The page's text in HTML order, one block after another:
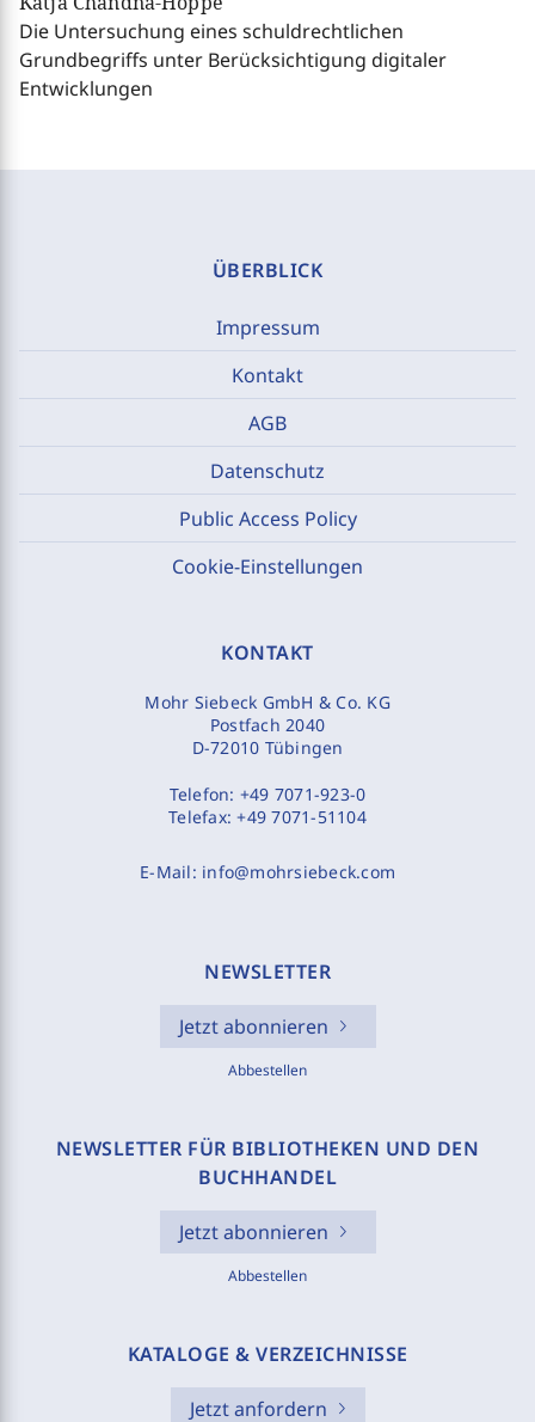
Die Untersuchung eines schuldrechtlichen
Grundbegriffs unter Berücksichtigung digitaler
Entwicklungen
ÜBERBLICK
Impressum
Kontakt
AGB
Datenschutz
Public Access Policy
Cookie-Einstellungen
KONTAKT
Mohr Siebeck GmbH & Co. KG
Postfach 2040
D-72010 Tübingen
Telefon: +49 7071-923-0
Telefax:+49 7071-51104
E-Mail: info@mohrsiebeck.com
NEWSLETTER
Jetzt abonnieren
Abbestellen
NEWSLETTER FÜR BIBLIOTHEKEN UND DEN
BUCHHANDEL
Jetzt abonnieren
Abbestellen
KATALOGE & VERZEICHNISSE
Jetzt anfordern